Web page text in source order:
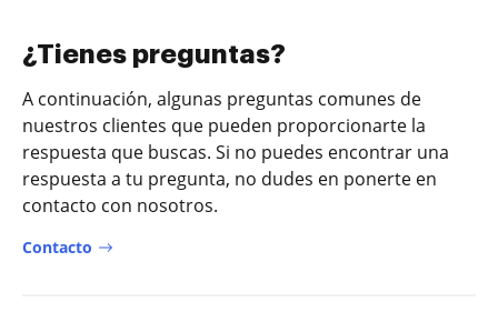
¿Tienes preguntas?
A continuación, algunas preguntas comunes de
nuestros clientes que pueden proporcionarte la
respuesta que buscas. Si no puedes encontrar una
respuesta a tu pregunta, no dudes en ponerte en
contacto con nosotros.
Contacto